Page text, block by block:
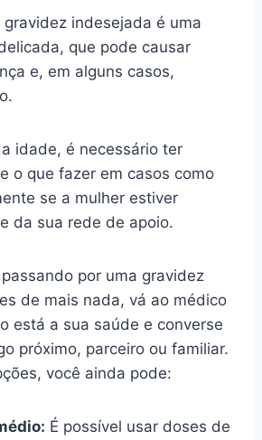
gravidez indesejada é uma
que pode causar
e, em alguns casos,
idade, é necessário ter
o que fazer em casos como
se a mulher estiver
da sua rede de apoio.
por uma gravidez
de mais nada, vá ao médico
está a sua saúde e converse
próximo, parceiro ou familiar.
você ainda pode:
É possível usar doses de